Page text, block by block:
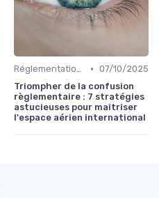
Réglementations Internationales • 07/10/2025
Triompher de la confusion
règlementaire : 7 stratégies
astucieuses pour maîtriser
l'espace aérien international